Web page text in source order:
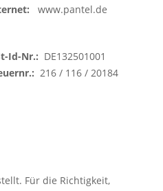
www.pantel.de
Id-Nr.: DE132501001
216 / 116 / 20184
Für die Richtigkeit,